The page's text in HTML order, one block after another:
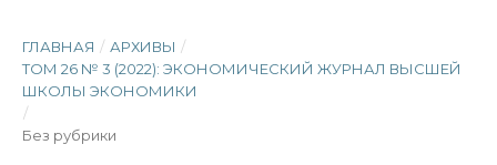
ГЛАВНАЯ / АРХИВЫ /
ТОМ 26 № 3 (2022): ЭКОНОМИЧЕСКИЙ ЖУРНАЛ ВЫСШЕЙ
ШКОЛЫ ЭКОНОМИКИ
/
Без рубрики